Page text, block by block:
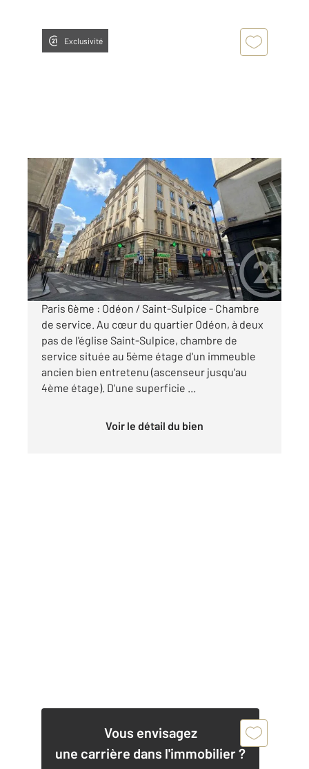
Exclusivité
PARIS 75006
10,08 m2, 1 pièce
Ref : 527
Appartement Chambre à vendre
170 000 €
Visiter le site dédié
Paris 6ème : Odéon / Saint-Sulpice - Chambre
de service. Au cœur du quartier Odéon, à deux
pas de l'église Saint-Sulpice, chambre de
service située au 5ème étage d'un immeuble
ancien bien entretenu (ascenseur jusqu'au
4ème étage). D'une superficie ...
Voir le détail du bien
Vous envisagez
une carrière dans l'immobilier ?